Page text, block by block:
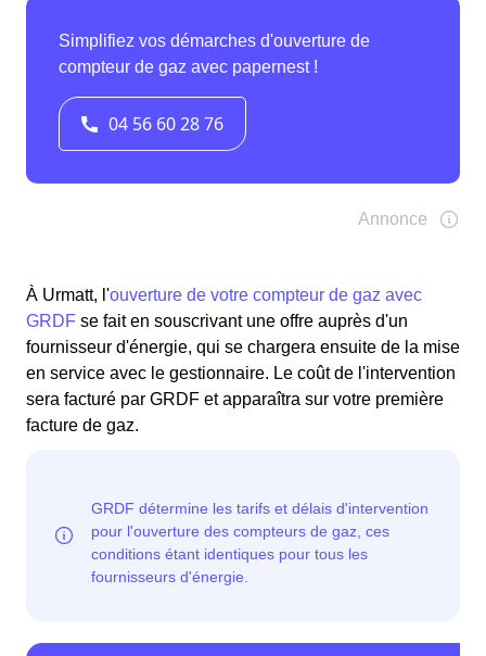
À Urmatt, l'ouverture de votre compteur de gaz avec
GRDF se fait en souscrivant une offre auprès d'un
fournisseur d'énergie, qui se chargera ensuite de la mise
en service avec le gestionnaire. Le coût de l'intervention
sera facturé par GRDF et apparaîtra sur votre première
facture de gaz.